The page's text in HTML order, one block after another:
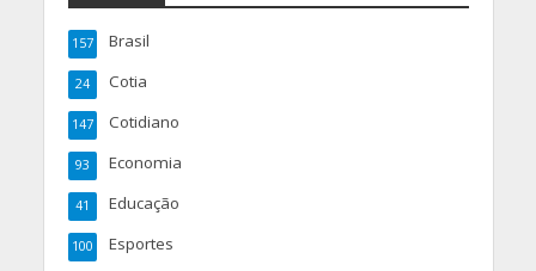
Brasil
157
Cotia
24
Cotidiano
147
Economia
93
Educação
41
Esportes
100